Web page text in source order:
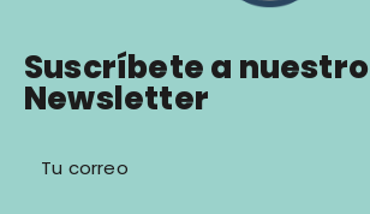
Suscríbete a nuestro
Newsletter
Tu correo